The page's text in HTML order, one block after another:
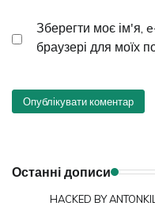
Зберегти моє ім'я,
браузері для моїх
Останні дописи
HACKED BY